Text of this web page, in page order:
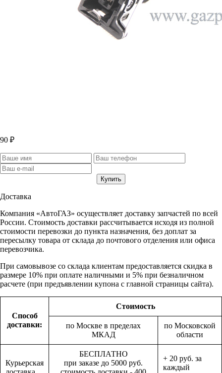
90 ₽
Доставка
Компания «АвтоГАЗ» осуществляет доставку запчастей по всей
России. Стоимость доставки рассчитывается исходя из полной
стоимости перевозки до пункта назначения, без доплат за
пересылку товара от склада до почтового отделения или офиса
перевозчика.
При самовывозе со склада клиентам предоставляется скидка в
размере 10% при оплате наличными и 5% при безналичном
расчете (при предъявлении купона с главной страницы сайта).
Способ
доставки:
Стоимость
по Москве в пределах
МКАД
по Московской
области
Курьерская
БЕСПЛАТНО
при заказе до 5000 руб.
+ 20 руб. за
каждый